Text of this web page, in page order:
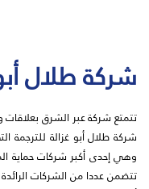
شركة طلال
تتمتع شركة عبر الشرق بعلاقات
وهي إحدى أكبر شركات حماية
تتضمن عددا من الشركات